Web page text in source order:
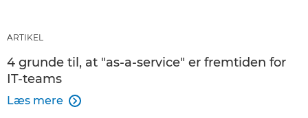
ARTIKEL
4 grunde til, at "as-a-service" er fremtiden for
IT-teams
Læs mere 